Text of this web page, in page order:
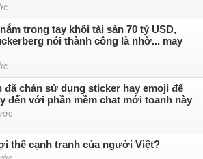
trong tay khối tài sản 70 tỷ USD,
nói thành công là nhờ... may
đã chán sử dụng sticker hay emoji để
đến với phần mềm chat mới toanh này
thế cạnh tranh của người Việt?